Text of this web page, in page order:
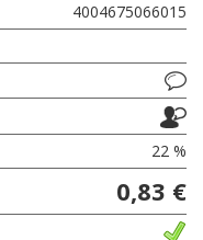
4004675066015
22 %
0,83 €